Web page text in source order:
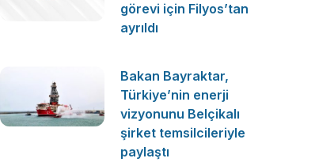
görevi için Filyos’tan
ayrıldı
Bakan Bayraktar,
Türkiye’nin enerji
vizyonunu Belçikalı
şirket temsilcileriyle
paylaştı